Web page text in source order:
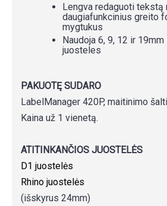
Lengva redaguoti tekstą
daugiafunkcinius greito
mygtukus
Naudoja 6, 9, 12 ir
juosteles
PAKUOTĘ SUDARO
LabelManager 420P, maitinimo
Kaina už 1 vienetą.
ATITINKANČIOS JUOSTELĖS
D1 juostelės
Rhino juostelės
(išskyrus 24mm)